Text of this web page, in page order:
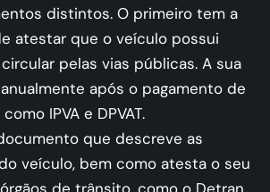
distintos. O primeiro tem a
atestar que o veículo possui
pelas vias públicas. A sua
após o pagamento de
IPVA e DPVAT.
que descreve as
veículo, bem como atesta o seu